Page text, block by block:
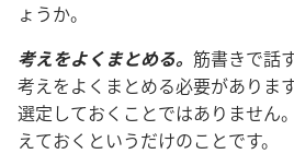
ょうか。
考えをよくまとめる。 筋書きで話
考えをよくまとめる必要がありま
選定しておくことではありません
えておくというだけのことです。